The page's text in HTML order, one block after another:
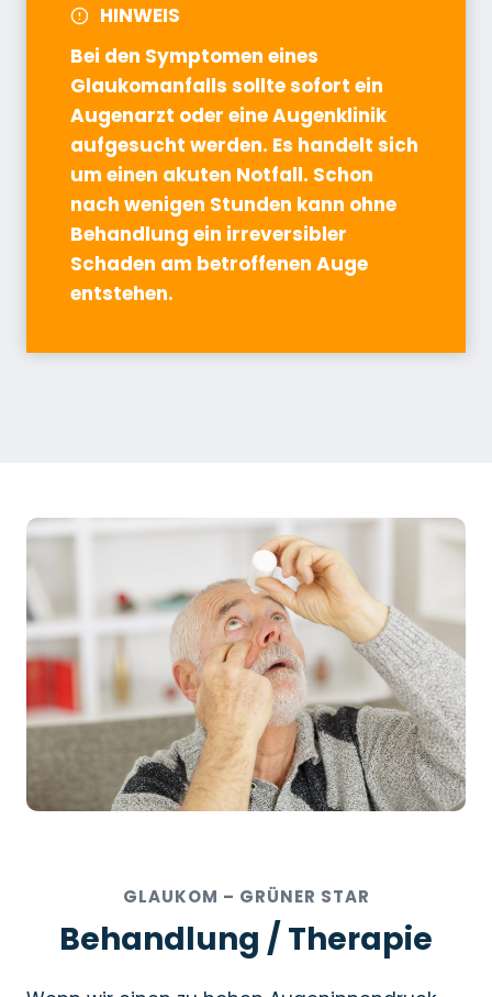
HINWEIS
Bei den Symptomen eines
Glaukomanfalls sollte sofort ein
Augenarzt oder eine Augenklinik
aufgesucht werden. Es handelt sich
um einen akuten Notfall. Schon
nach wenigen Stunden kann ohne
Behandlung ein irreversibler
Schaden am betroffenen Auge
entstehen.
GLAUKOM – GRÜNER STAR
Behandlung / Therapie